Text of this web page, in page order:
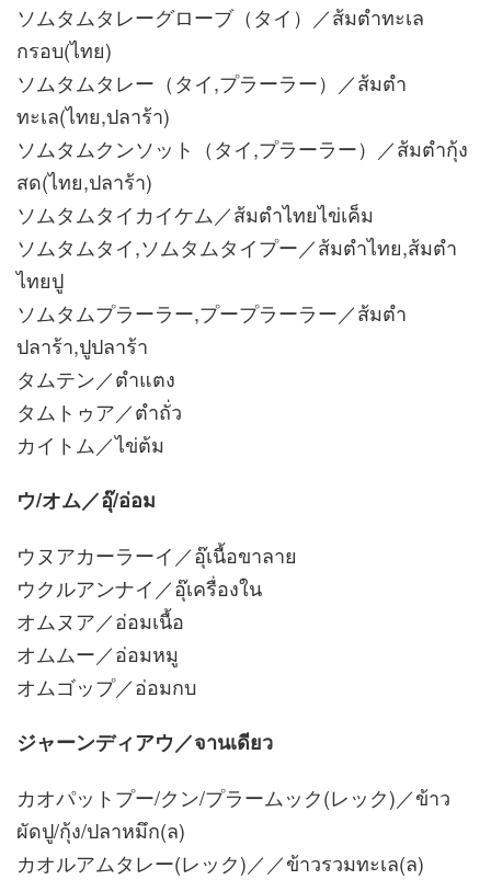
ソムタムタレーグローブ（タイ）／ส้มตำทะเล
กรอบ(ไทย)
ソムタムタレー（タイ,プラーラー）／ส้มตำ
ทะเล(ไทย,ปลาร้า)
ソムタムクンソット（タイ,プラーラー）／ส้มตำกุ้ง
สด(ไทย,ปลาร้า)
ソムタムタイカイケム／ส้มตำไทยไข่เค็ม
ソムタムタイ,ソムタムタイプー／ส้มตำไทย,ส้มตำ
ไทยปู
ソムタムプラーラー,プープラーラー／ส้มตำ
ปลาร้า,ปูปลาร้า
タムテン／ตำแตง
タムトゥア／ตำถั่ว
カイトム／ไข่ต้ม
ウ/オム／อุ๊/อ่อม
ウヌアカーラーイ／อุ๊เนื้อขาลาย
ウクルアンナイ／อุ๊เครื่องใน
オムヌア／อ่อมเนื้อ
オムムー／อ่อมหมู
オムゴップ／อ่อมกบ
ジャーンディアウ／จานเดียว
カオパットプー/クン/プラームック(レック)／ข้าว
ผัดปู/กุ้ง/ปลาหมึก(ล)
カオルアムタレー(レック)／／ข้าวรวมทะเล(ล)